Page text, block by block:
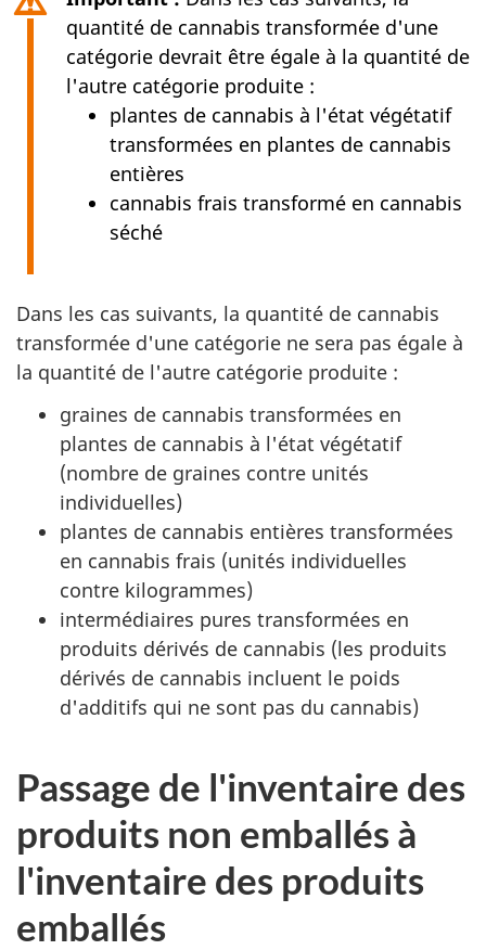
quantité de cannabis transformée d'une
catégorie devrait être égale à la quantité de
l'autre catégorie produite :
plantes de cannabis à l'état végétatif
transformées en plantes de cannabis
entières
cannabis frais transformé en cannabis
séché
Dans les cas suivants, la quantité de cannabis
transformée d'une catégorie ne sera pas égale à
la quantité de l'autre catégorie produite :
graines de cannabis transformées en
plantes de cannabis à l'état végétatif
(nombre de graines contre unités
individuelles)
plantes de cannabis entières transformées
en cannabis frais (unités individuelles
contre kilogrammes)
intermédiaires pures transformées en
produits dérivés de cannabis (les produits
dérivés de cannabis incluent le poids
d'additifs qui ne sont pas du cannabis)
Passage de l'inventaire des
produits non emballés à
l'inventaire des produits
emballés